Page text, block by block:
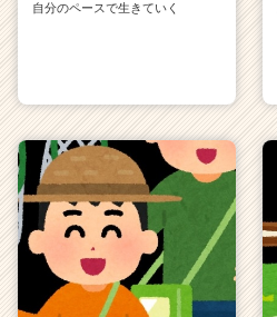
自分のペースで生きていく